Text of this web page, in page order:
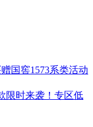
国窖1573系类活动
限时来袭！专区低